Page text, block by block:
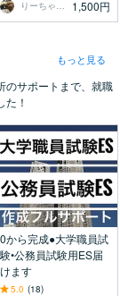
りーちゃん先生
1,500円
もっと見る
のサポートまで、就職
！
0から完成●大学職員試
験•公務員試験用ES届
けます
5.0 (18)